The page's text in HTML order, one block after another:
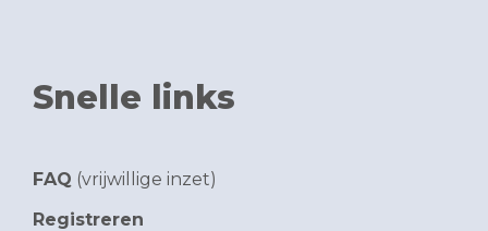
Snelle links
FAQ (vrijwillige inzet)
Registreren